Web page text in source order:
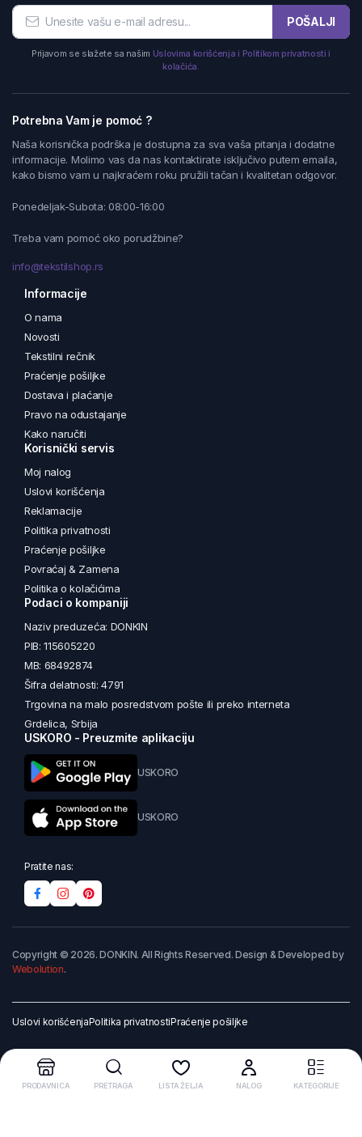
POŠALJI
Prijavom se slažete sa našim Uslovima korišćenja i Politikom privatnosti i
kolačića.
Potrebna Vam je pomoć ?
Naša korisnička podrška je dostupna za sva vaša pitanja i dodatne
informacije. Molimo vas da nas kontaktirate isključivo putem emaila,
kako bismo vam u najkraćem roku pružili tačan i kvalitetan odgovor.
Ponedeljak-Subota: 08:00-16:00
Treba vam pomoć oko porudžbine?
info@tekstilshop.rs
Informacije
O nama
Novosti
Tekstilni rečnik
Praćenje pošiljke
Dostava i plaćanje
Pravo na odustajanje
Kako naručiti
Korisnički servis
Moj nalog
Uslovi korišćenja
Reklamacije
Politika privatnosti
Praćenje pošiljke
Povraćaj & Zamena
Politika o kolačićima
Podaci o kompaniji
Naziv preduzeća: DONKIN
PIB: 115605220
MB: 68492874
Šifra delatnosti: 4791
Trgovina na malo posredstvom pošte ili preko interneta
Grdelica, Srbija
USKORO - Preuzmite aplikaciju
USKORO
USKORO
Pratite nas:
Copyright © 2026. DONKIN. All Rights Reserved. Design & Developed by
Webolution.
Uslovi korišćenjaPolitika privatnostiPraćenje pošiljke
PRODAVNICA PRETRAGA LISTA ŽELJA NALOG KATEGORIJE